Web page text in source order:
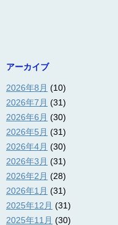
アーカイブ
2026年8月 (10)
2026年7月 (31)
2026年6月 (30)
2026年5月 (31)
2026年4月 (30)
2026年3月 (31)
2026年2月 (28)
2026年1月 (31)
2025年12月 (31)
2025年11月 (30)